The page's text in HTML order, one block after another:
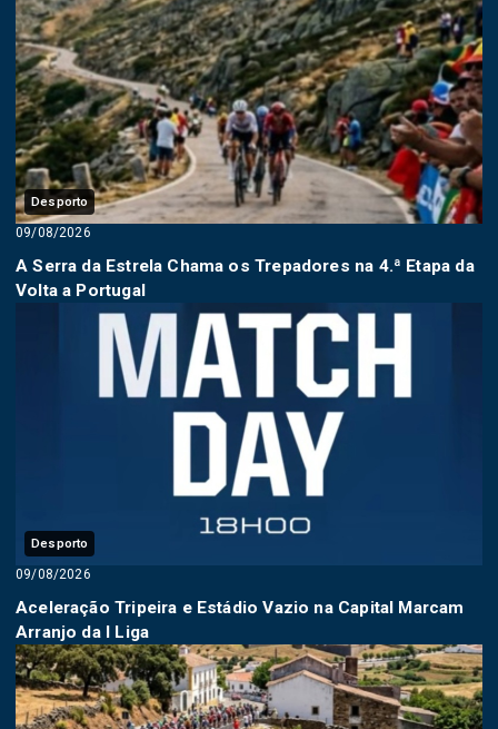
Desporto
09/08/2026
A Serra da Estrela Chama os Trepadores na 4.ª Etapa da
Volta a Portugal
Desporto
09/08/2026
Aceleração Tripeira e Estádio Vazio na Capital Marcam
Arranjo da I Liga